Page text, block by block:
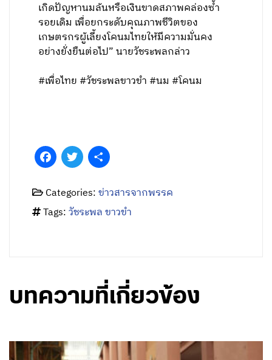
เกิดปัญหานมล้นหรือเงินขาดสภาพคล่องซ้ำ
รอยเดิม เพื่อยกระดับคุณภาพชีวิตของ
เกษตรกรผู้เลี้ยงโคนมไทยให้มีความมั่นคง
อย่างยั่งยืนต่อไป” นายวัชระพลกล่าว
#เพื่อไทย #วัชระพลขาวขำ #นม #โคนม
FacebookTwitter
Categories:ข่าวสารจากพรรค
Tags:วัชระพล ขาวขำ
บทความที่เกี่ยวข้อง